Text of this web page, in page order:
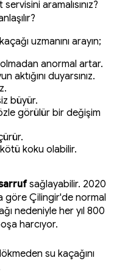
aramalısınız?
uzmanını arayın;
anormal artar.
aktığını duyarsınız.
büyür.
görülür bir değişim
koku olabilir.
sağlayabilir. 2020
göre Çilingir'de normal
nedeniyle her yıl 800
harcıyor.
su kaçağını